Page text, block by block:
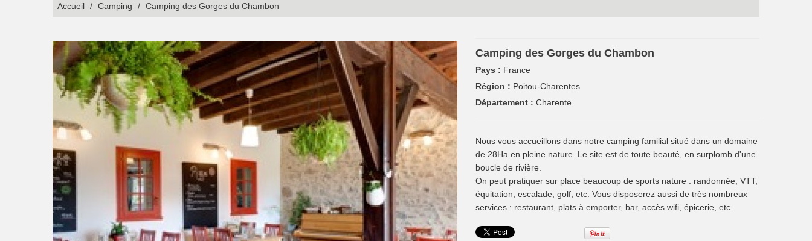
Accueil / Camping / Camping des Gorges du Chambon
Camping des Gorges du Chambon
Pays : France
Région : Poitou-Charentes
Département : Charente
Nous vous accueillons dans notre camping familial situé dans un domaine
de 28Ha en pleine nature. Le site est de toute beauté, en surplomb d'une
boucle de rivière.
On peut pratiquer sur place beaucoup de sports nature : randonnée, VTT,
équitation, escalade, golf, etc. Vous disposerez aussi de très nombreux
services : restaurant, plats à emporter, bar, accès wifi, épicerie, etc.